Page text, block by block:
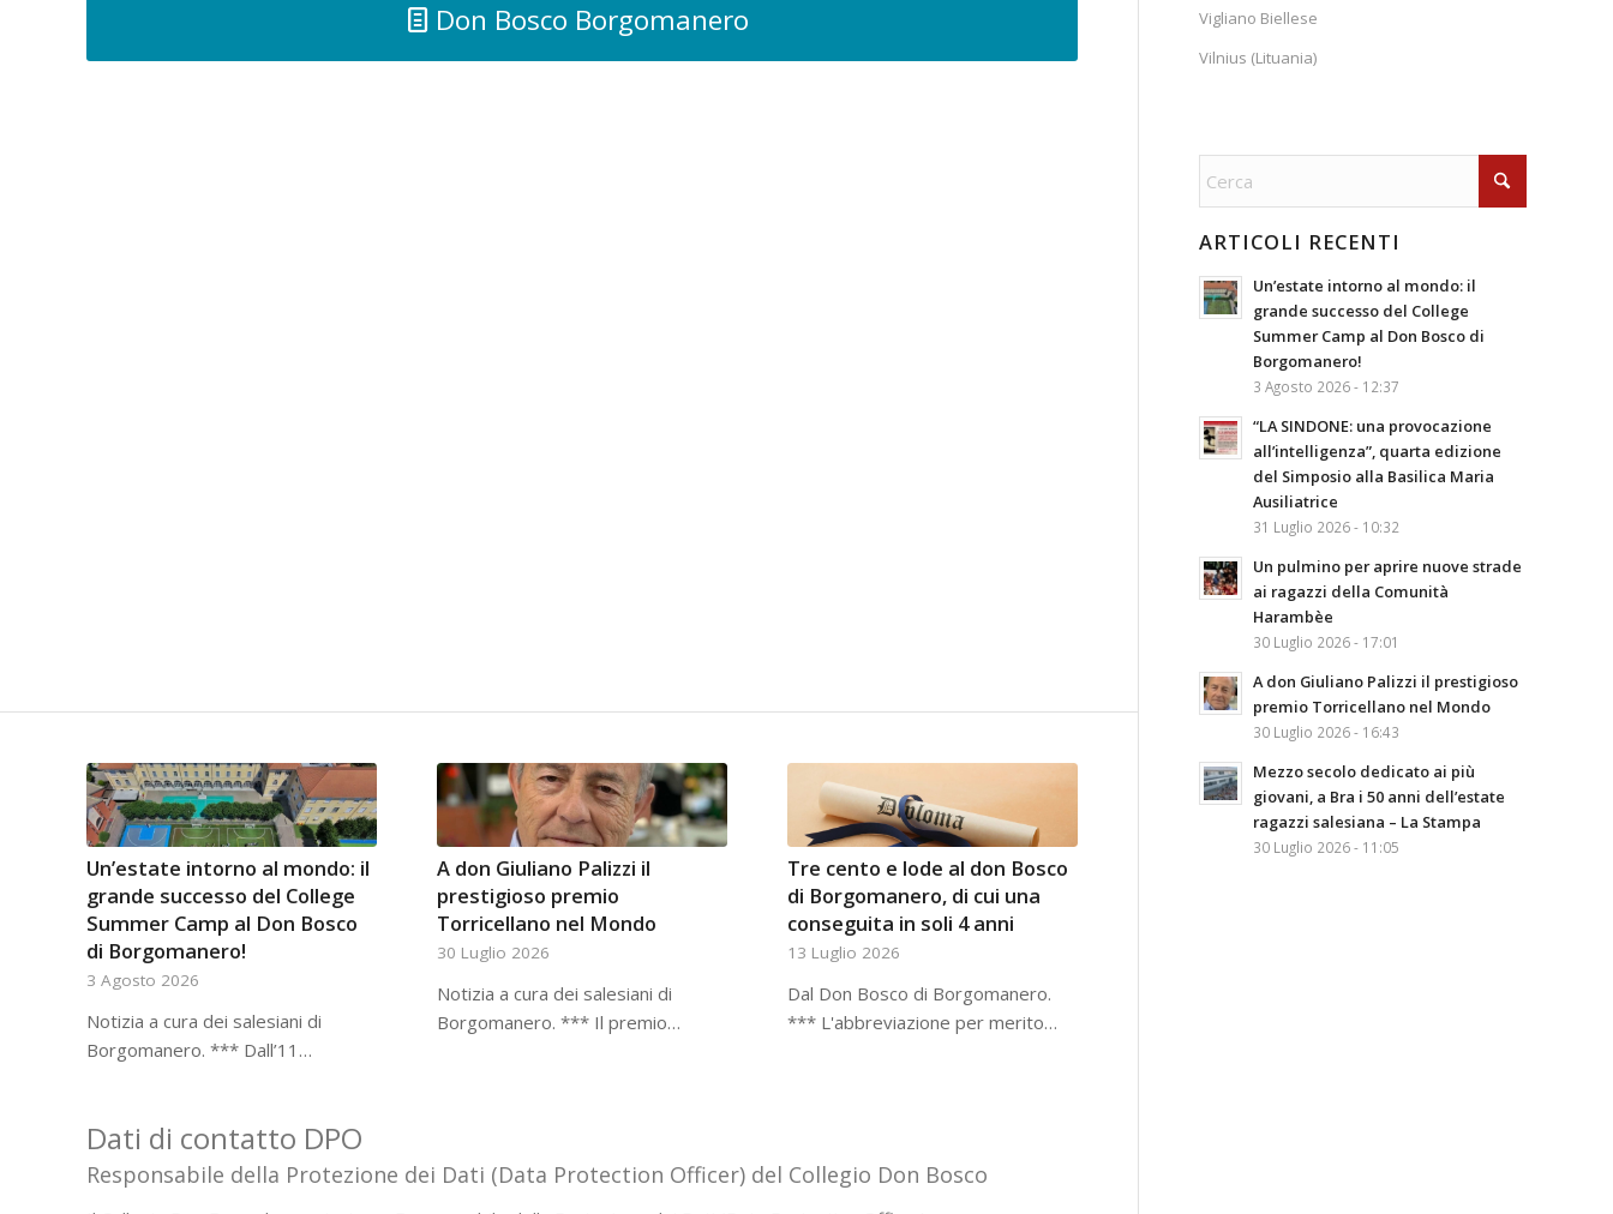
Don Bosco Borgomanero
Un’estate intorno al mondo: il
grande successo del College
Summer Camp al Don Bosco
di Borgomanero!
3 Agosto 2026
Notizia a cura dei salesiani di
Borgomanero. *** Dall’11…
A don Giuliano Palizzi il
prestigioso premio
Torricellano nel Mondo
30 Luglio 2026
Notizia a cura dei salesiani di
Borgomanero. *** Il premio…
Tre cento e lode al don Bosco
di Borgomanero, di cui una
conseguita in soli 4 anni
13 Luglio 2026
Dal Don Bosco di Borgomanero.
*** L'abbreviazione per merito…
Dati di contatto DPO
Responsabile della Protezione dei Dati (Data Protection Officer) del Collegio Don Bosco
Vigliano Biellese
Vilnius (Lituania)
ARTICOLI RECENTI
Un’estate intorno al mondo: il
grande successo del College
Summer Camp al Don Bosco di
Borgomanero!
3 Agosto 2026 - 12:37
“LA SINDONE: una provocazione
all’intelligenza”, quarta edizione
del Simposio alla Basilica Maria
Ausiliatrice
31 Luglio 2026 - 10:32
Un pulmino per aprire nuove strade
ai ragazzi della Comunità
Harambèe
30 Luglio 2026 - 17:01
A don Giuliano Palizzi il prestigioso
premio Torricellano nel Mondo
30 Luglio 2026 - 16:43
Mezzo secolo dedicato ai più
giovani, a Bra i 50 anni dell’estate
ragazzi salesiana – La Stampa
30 Luglio 2026 - 11:05